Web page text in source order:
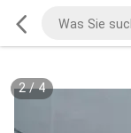
2/4